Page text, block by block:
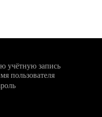
учётную запись
пользователя